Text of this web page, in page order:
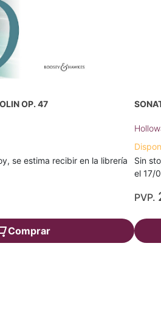
OP. 47
se estima recibir en la librería
Comprar
Sin
el 17/
PVP.